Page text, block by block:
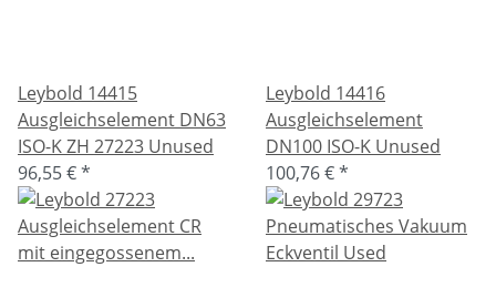
Leybold 14415
Ausgleichselement DN63
ISO-K ZH 27223 Unused
96,55 €*
Leybold 14416
Ausgleichselement
DN100 ISO-K Unused
100,76 €*